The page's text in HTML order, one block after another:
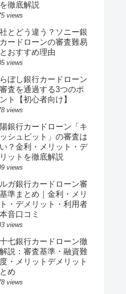
徹底解説
views
とどう違う？ソニー銀
ードローンの審査難易
おすすめ理由
views
ぼし銀行カードローン
査を通過する3つのポ
ト【初心者向け】
views
銀行カードローン「キ
シュピット」の審査は
？金利・メリット・デ
ットを徹底解説
views
ガ銀行カードローン審
準まとめ｜金利・メリ
・デメリット・利用者
音口コミ
views
七銀行カードローン徹
説：審査基準・融資難
・メリットデメリット
め
views